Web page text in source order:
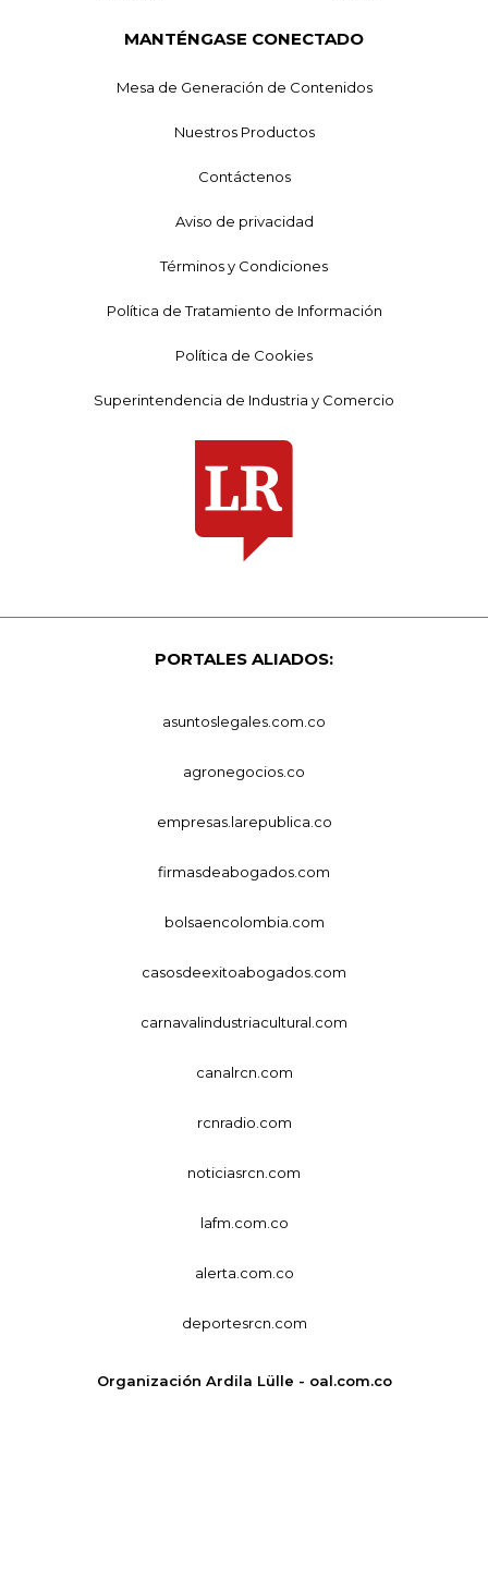
MANTÉNGASE CONECTADO
Mesa de Generación de Contenidos
Nuestros Productos
Contáctenos
Aviso de privacidad
Términos y Condiciones
Política de Tratamiento de Información
Política de Cookies
Superintendencia de Industria y Comercio
PORTALES ALIADOS:
asuntoslegales.com.co
agronegocios.co
empresas.larepublica.co
firmasdeabogados.com
bolsaencolombia.com
casosdeexitoabogados.com
carnavalindustriacultural.com
canalrcn.com
rcnradio.com
noticiasrcn.com
lafm.com.co
alerta.com.co
deportesrcn.com
Organización Ardila Lülle - oal.com.co